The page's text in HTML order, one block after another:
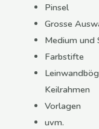
Pinsel
Grosse
Medium und
Farbstifte
Keilrahmen
Vorlagen
uvm.